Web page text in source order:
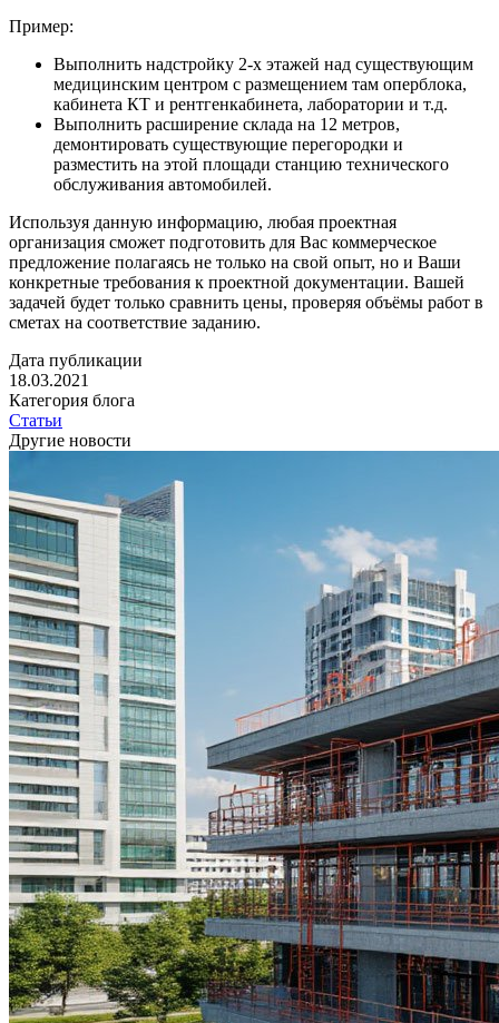
Пример:
Выполнить надстройку 2-х этажей над существующим
медицинским центром с размещением там оперблока,
кабинета КТ и рентгенкабинета, лаборатории и т.д.
Выполнить расширение склада на 12 метров,
демонтировать существующие перегородки и
разместить на этой площади станцию технического
обслуживания автомобилей.
Используя данную информацию, любая проектная
организация сможет подготовить для Вас коммерческое
предложение полагаясь не только на свой опыт, но и Ваши
конкретные требования к проектной документации. Вашей
задачей будет только сравнить цены, проверяя объёмы работ в
сметах на соответствие заданию.
Дата публикации
18.03.2021
Категория блога
Статьи
Другие новости